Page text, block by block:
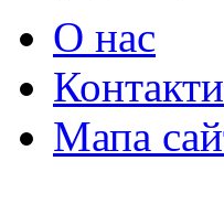
О нас
Контакти
Мапа